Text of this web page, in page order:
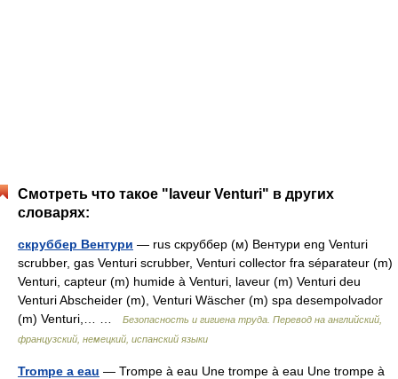
Смотреть что такое "laveur Venturi" в других
словарях:
скруббер Вентури — rus скруббер (м) Вентури eng Venturi
scrubber, gas Venturi scrubber, Venturi collector fra séparateur (m)
Venturi, capteur (m) humide à Venturi, laveur (m) Venturi deu
Venturi Abscheider (m), Venturi Wäscher (m) spa desempolvador
(m) Venturi,… …
Безопасность и гигиена труда. Перевод на английский,
французский, немецкий, испанский языки
Trompe a eau — Trompe à eau Une trompe à eau Une trompe à